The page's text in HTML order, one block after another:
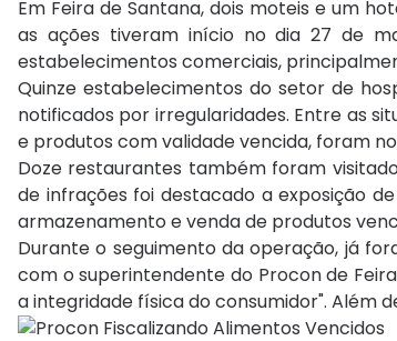
Em Feira de Santana, dois moteis e um
as ações tiveram início no dia 27 de
estabelecimentos comerciais,
Quinze estabelecimentos do setor de
notificados por irregularidades. Entre as
e produtos com validade vencida, foram
Doze restaurantes também foram
de infrações foi destacado a exposição
armazenamento e venda de produtos
Durante o seguimento da operação, já
com o superintendente do Procon de
a integridade física do consumidor". Além